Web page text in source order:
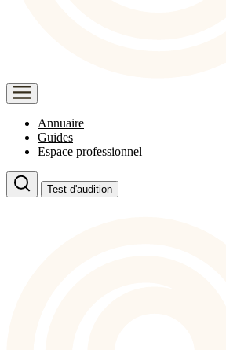
Annuaire
Guides
Espace professionnel
Test d'audition